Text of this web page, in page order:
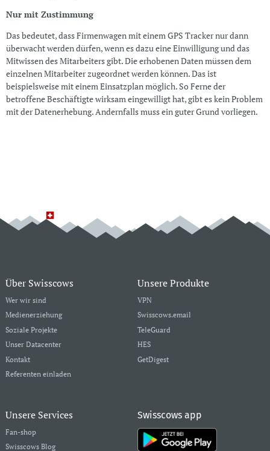
Nur mit Zustimmung
Das bedeutet, dass Firmenwagen mit einem GPS Tracker nur dann
überwacht werden dürfen, wenn es dazu eine Einwilligung und das
Mitwissen des Mitarbeiters gibt. Die erhobenen Daten müssen dem
einzelnen Mitarbeiter zugeordnet werden können. Das ist
beispielsweise mit einem Einsatzplan möglich. So Ferne der
betroffene Beschäftigte wirksam eingewilligt hat, gibt es kein Problem
mit der Datenerhebung. Andernfalls muss ein guter Grund vorliegen.
Über Swisscows
Wer wir sind
Medienerziehung
Soziale Projekte
Unser Datacenter
Kontakt
Referenten einladen
Unsere Produkte
VPN
Swisscows.email
TeleGuard
HES
GetDigest
Unsere Services
Fan-shop
Swisscows Blog
Swisscows app